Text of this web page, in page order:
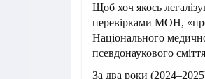
Щоб хоч якось
перевірками МОН,
Національного
псевдонаукового
За два роки